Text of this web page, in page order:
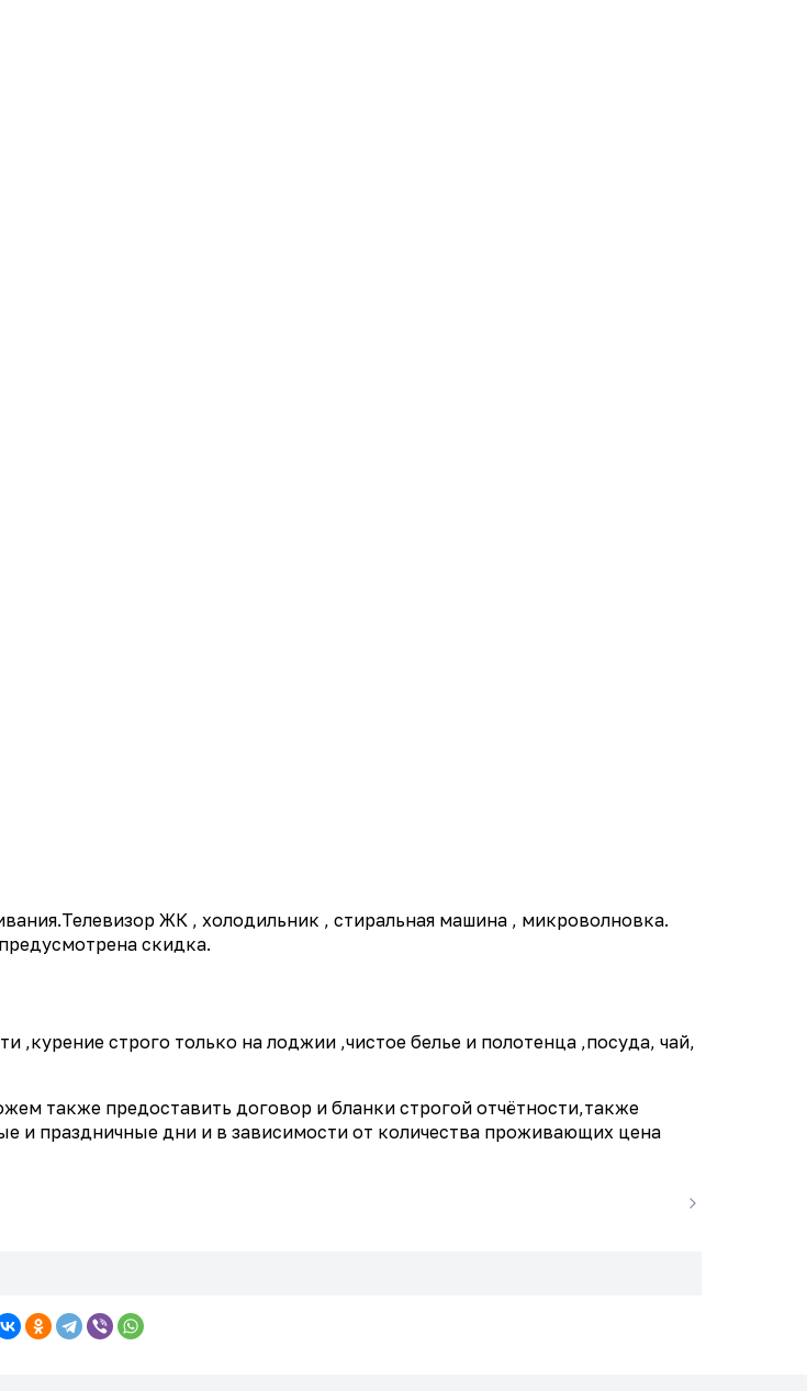
ЖК , холодильник , стиральная машина , микроволновка.
скидка.
,курение строго только на лоджии ,чистое белье и полотенца ,посуда, чай,
также предоставить договор и бланки строгой отчётности,также
и праздничные дни и в зависимости от количества проживающих цена